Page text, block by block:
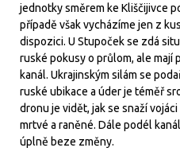
jednotky směrem ke Kliščijivce
případě však vycházíme jen z
dispozici. U Stupoček se zdá
ruské pokusy o průlom, ale
kanál. Ukrajinským silám se
ruské ubikace a úder je téměř
dronu je vidět, jak se snaží
mrtvé a raněné. Dále podél
úplně beze změny.